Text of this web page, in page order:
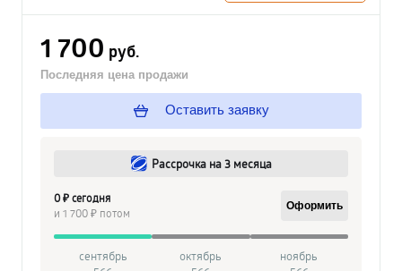
1 700 руб.
Последняя цена продажи
Оставить заявку
Рассрочка на 3 месяца
0 ₽ сегодня
и 1 700 ₽ потом
Оформить
сентябрь
октябрь
ноябрь